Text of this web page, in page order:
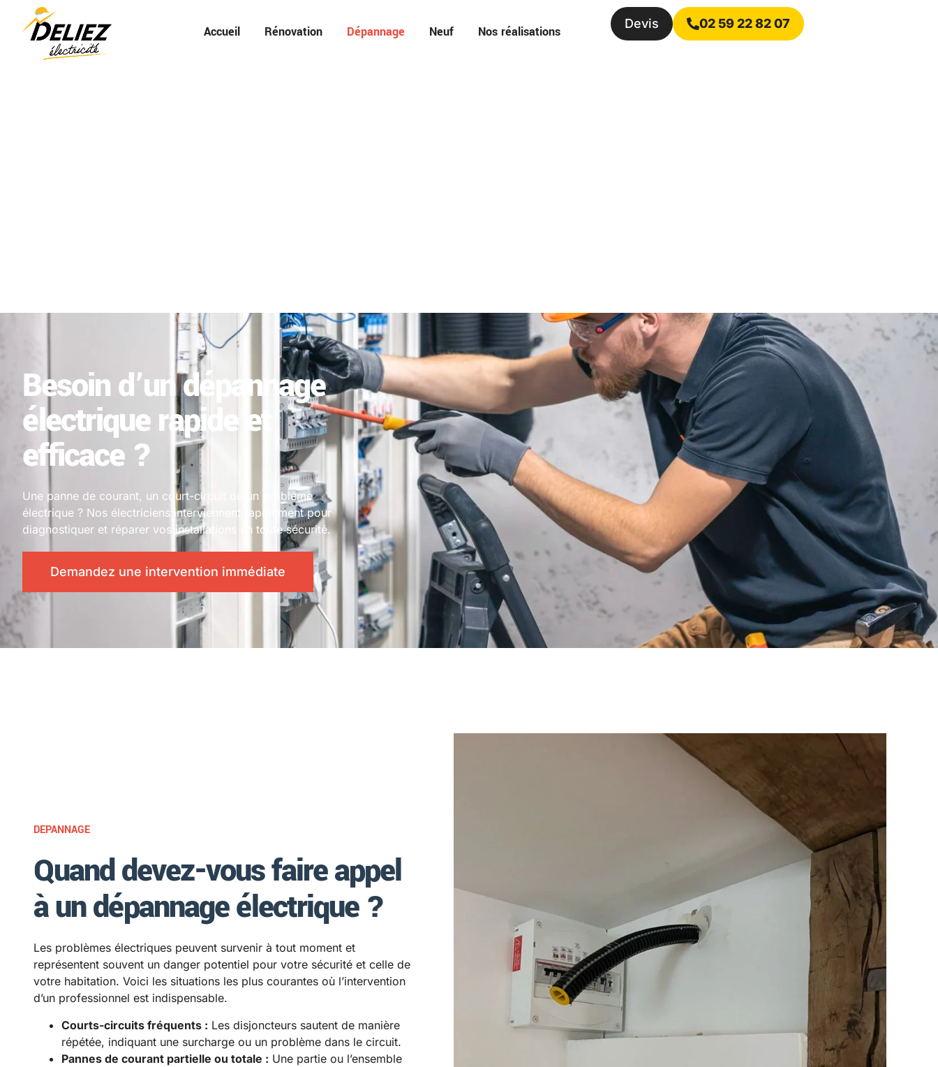
Accueil Rénovation Dépannage Neuf Nos réalisations
Devis 02 59 22 82 07
Besoin d’un dépannage
électrique rapide et
efficace ?
Une panne de courant, un court-circuit ou un problème
électrique ? Nos électriciens interviennent rapidement pour
diagnostiquer et réparer vos installations en toute sécurité.
Demandez une intervention immédiate
DEPANNAGE
Quand devez-vous faire appel
à un dépannage électrique ?
Les problèmes électriques peuvent survenir à tout moment et
représentent souvent un danger potentiel pour votre sécurité et celle de
votre habitation. Voici les situations les plus courantes où l’intervention
d’un professionnel est indispensable.
Courts-circuits fréquents : Les disjoncteurs sautent de manière
répétée, indiquant une surcharge ou un problème dans le circuit.
Pannes de courant partielle ou totale : Une partie ou l’ensemble